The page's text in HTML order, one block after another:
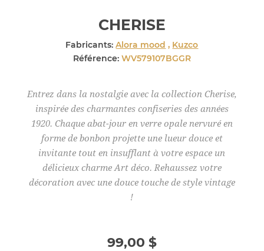
CHERISE
Fabricants: Alora mood , Kuzco
Référence: WV579107BGGR
Entrez dans la nostalgie avec la collection Cherise,
inspirée des charmantes confiseries des années
1920. Chaque abat-jour en verre opale nervuré en
forme de bonbon projette une lueur douce et
invitante tout en insufflant à votre espace un
délicieux charme Art déco. Rehaussez votre
décoration avec une douce touche de style vintage
!
99,00 $